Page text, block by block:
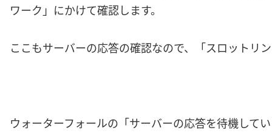
ワーク」にかけて確認します。
ここもサーバーの応答の確認なので、「スロットリ
ウォーターフォールの「サーバーの応答を待機して